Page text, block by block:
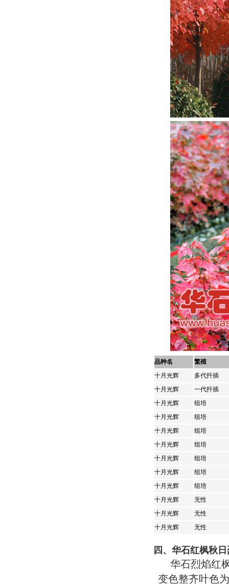
品种名
繁殖
十月光辉
多代扦插
十月光辉
一代扦插
十月光辉
组培
十月光辉
组培
十月光辉
组培
十月光辉
组培
十月光辉
组培
十月光辉
组培
十月光辉
组培
十月光辉
无性
十月光辉
无性
十月光辉
无性
四、华石红枫秋
华石烈焰红
变色整齐叶色